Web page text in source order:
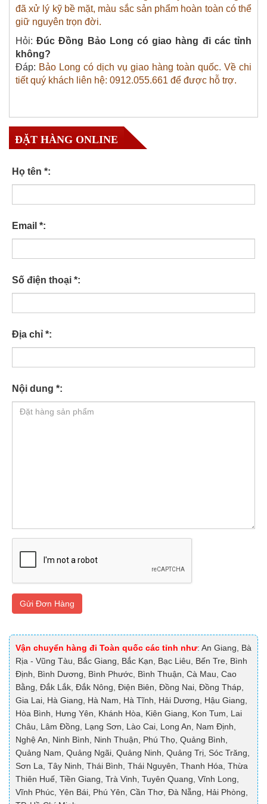
đã xử lý kỹ bề mặt, màu sắc sản phẩm hoàn toàn có thể
giữ nguyên trọn đời.
Hỏi: Đúc Đồng Bảo Long có giao hàng đi các tỉnh
không?
Đáp: Bảo Long có dịch vụ giao hàng toàn quốc. Về chi
tiết quý khách liên hệ: 0912.055.661 để được hỗ trợ.
ĐẶT HÀNG ONLINE
Họ tên *:
Email *:
Số điện thoại *:
Địa chỉ *:
Nội dung *:
Gửi Đơn Hàng
Vận chuyển hàng đi Toàn quốc các tỉnh như: An Giang, Bà
Rịa - Vũng Tàu, Bắc Giang, Bắc Kạn, Bạc Liêu, Bến Tre, Bình
Định, Bình Dương, Bình Phước, Bình Thuận, Cà Mau, Cao
Bằng, Đắk Lắk, Đắk Nông, Điện Biên, Đồng Nai, Đồng Tháp,
Gia Lai, Hà Giang, Hà Nam, Hà Tĩnh, Hải Dương, Hậu Giang,
Hòa Bình, Hưng Yên, Khánh Hòa, Kiên Giang, Kon Tum, Lai
Châu, Lâm Đồng, Lạng Sơn, Lào Cai, Long An, Nam Định,
Nghệ An, Ninh Bình, Ninh Thuận, Phú Thọ, Quảng Bình,
Quảng Nam, Quảng Ngãi, Quảng Ninh, Quảng Trị, Sóc Trăng,
Sơn La, Tây Ninh, Thái Bình, Thái Nguyên, Thanh Hóa, Thừa
Thiên Huế, Tiền Giang, Trà Vinh, Tuyên Quang, Vĩnh Long,
Vĩnh Phúc, Yên Bái, Phú Yên, Cần Thơ, Đà Nẵng, Hải Phòng,